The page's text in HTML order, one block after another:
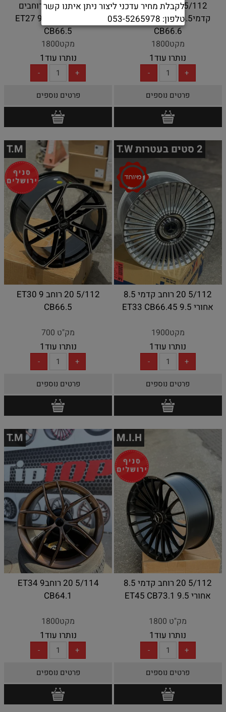
5/112 20 שתי רוחבים
קדמי8.5 אחורי9.5 ET33
CB66.6
מקט1800
נותרו עוד1
פרטים נוספים
5/112 20 שתי רוחבים
קדמי8.5 אחורי9.5 ET27
CB66.5
מקט1800
נותרו עוד1
פרטים נוספים
2 סטים בעטרות T.W
5/112 20 רוחב קדמי 8.5
אחורי 9.5 ET33 CB66.45
מקט1900
נותרו עוד1
פרטים נוספים
T.M
5/112 20 רוחב 9 ET30
CB66.5
מק"ט 700
נותרו עוד1
פרטים נוספים
M.I.H
5/112 20 רוחב קדמי 8.5
אחורי 9.5 ET45 CB73.1
מק"ט 1800
נותרו עוד1
פרטים נוספים
T.M
5/114 20 רוחב9 ET34
CB64.1
מקט1800
נותרו עוד1
פרטים נוספים
לקבלת מחיר עדכני ליצור ניתן איתנו קשר
טלפון: 053-5265978